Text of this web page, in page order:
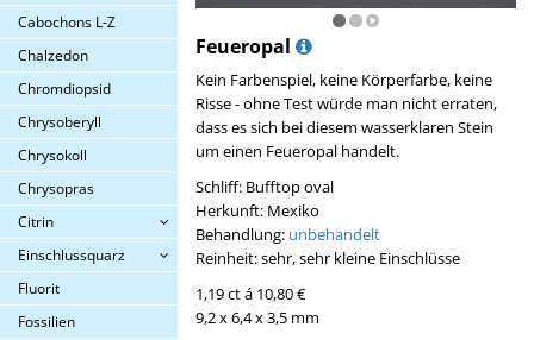
Cabochons L-Z
Chalzedon
Chromdiopsid
Chrysoberyll
Chrysokoll
Chrysopras
Citrin
Einschlussquarz
Fluorit
Fossilien
Feueropal
Kein Farbenspiel, keine Körperfarbe, keine
Risse - ohne Test würde man nicht erraten,
dass es sich bei diesem wasserklaren Stein
um einen Feueropal handelt.
Schliff: Bufftop oval
Herkunft: Mexiko
Behandlung: unbehandelt
Reinheit: sehr, sehr kleine Einschlüsse
1,19 ct á 10,80 €
9,2 x 6,4 x 3,5 mm